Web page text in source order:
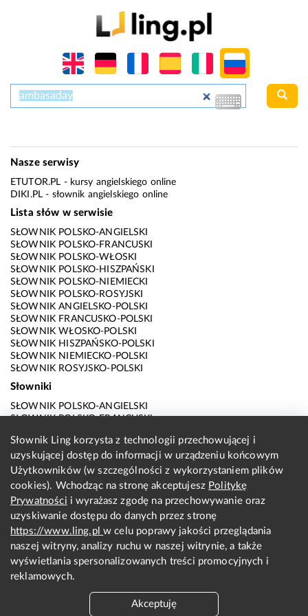
Nasze serwisy
ETUTOR.PL - kursy angielskiego online
DIKI.PL - słownik angielskiego online
Lista słów w serwisie
SŁOWNIK POLSKO-ANGIELSKI
SŁOWNIK POLSKO-FRANCUSKI
SŁOWNIK POLSKO-WŁOSKI
SŁOWNIK POLSKO-HISZPAŃSKI
SŁOWNIK POLSKO-NIEMIECKI
SŁOWNIK POLSKO-ROSYJSKI
SŁOWNIK ANGIELSKO-POLSKI
SŁOWNIK FRANCUSKO-POLSKI
SŁOWNIK WŁOSKO-POLSKI
SŁOWNIK HISZPAŃSKO-POLSKI
SŁOWNIK NIEMIECKO-POLSKI
SŁOWNIK ROSYJSKO-POLSKI
Słowniki
SŁOWNIK POLSKO-ANGIELSKI
SŁOWNIK POLSKO-FRANCUSKI
SŁOWNIK POLSKO-HISZPAŃSKI
SŁOWNIK POLSKO-NIEMIECKI
SŁOWNIK POLSKO-ROSYJSKI
SŁOWNIK ANGIELSKO-POLSKI
SŁOWNIK FRANCUSKO-POLSKI
SŁOWNIK WŁOSKO-POLSKI
SŁOWNIK HISZPAŃSKO-POLSKI
SŁOWNIK NIEMIECKO-POLSKI
SŁOWNIK ROSYJSKO-POLSKI
O nas
KONTAKT Z REDAKCJĄ
Słownik Ling korzysta z technologii przechowującej i
uzyskującej dostęp do informacji w urządzeniu końcowym
Użytkowników (w szczególności z wykorzystaniem plików
cookies). Wchodząc na stronę akceptujesz Politykę
Prywatności i wyrażasz zgodę na przechowywanie oraz
uzyskiwanie dostępu do danych przez stronę
https://www.ling.plw celu poprawy jakości przeglądania
naszej witryny, analizy ruchu w naszej witrynie, a także
wyświetlania spersonalizowanych treści promocyjnych i
reklamowych.
Akceptuję